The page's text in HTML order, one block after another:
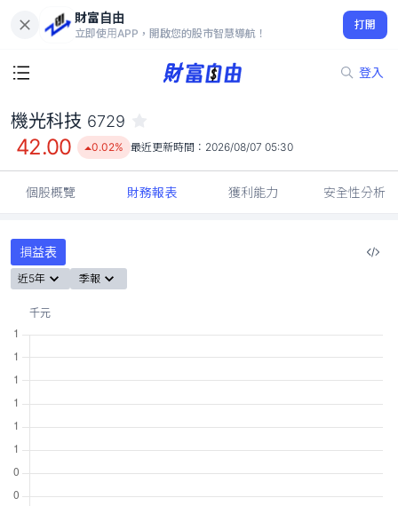
財富自由
立即使用APP，開啟您的股市智慧導航！
打開
登入
42.00
0.02%
機光科技 6729
42.00 0.02% 最近更新時間： 2026/08/07 05:30
個股概覽 財務報表 獲利能力 安全性分析
損益表
近5年 季報